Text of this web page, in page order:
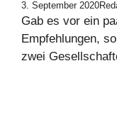
3. September 2020
Gab es vor ein
Empfehlungen,
zwei